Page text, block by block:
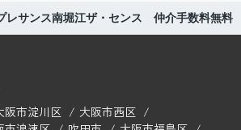
レサンス南堀江ザ・センス 仲介手数料無料
阪市淀川区
大阪市西区